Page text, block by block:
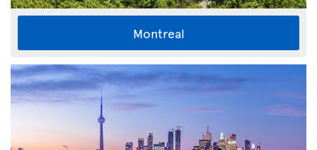
Montreal